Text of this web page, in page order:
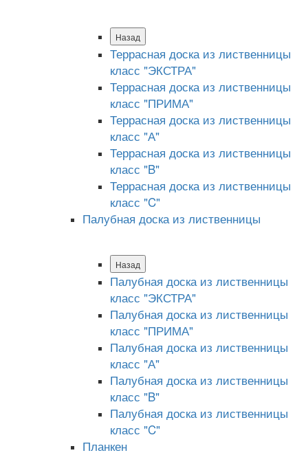
Назад
Террасная доска из лиственницы
класс "ЭКСТРА"
Террасная доска из лиственницы
класс "ПРИМА"
Террасная доска из лиственницы
класс "А"
Террасная доска из лиственницы
класс "B"
Террасная доска из лиственницы
класс "C"
Палубная доска из лиственницы
Назад
Палубная доска из лиственницы
класс "ЭКСТРА"
Палубная доска из лиственницы
класс "ПРИМА"
Палубная доска из лиственницы
класс "А"
Палубная доска из лиственницы
класс "B"
Палубная доска из лиственницы
класс "C"
Планкен